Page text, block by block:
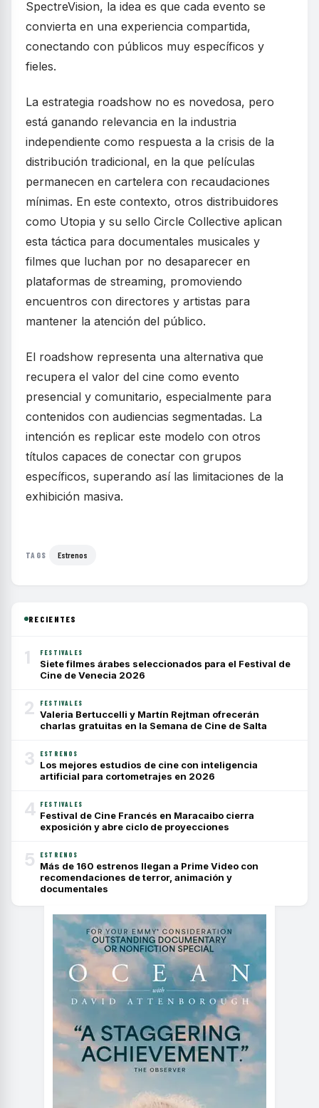
SpectreVision, la idea es que cada evento se
convierta en una experiencia compartida,
conectando con públicos muy específicos y
fieles.
La estrategia roadshow no es novedosa, pero
está ganando relevancia en la industria
independiente como respuesta a la crisis de la
distribución tradicional, en la que películas
permanecen en cartelera con recaudaciones
mínimas. En este contexto, otros distribuidores
como Utopia y su sello Circle Collective aplican
esta táctica para documentales musicales y
filmes que luchan por no desaparecer en
plataformas de streaming, promoviendo
encuentros con directores y artistas para
mantener la atención del público.
El roadshow representa una alternativa que
recupera el valor del cine como evento
presencial y comunitario, especialmente para
contenidos con audiencias segmentadas. La
intención es replicar este modelo con otros
títulos capaces de conectar con grupos
específicos, superando así las limitaciones de la
exhibición masiva.
TAGS Estrenos
RECIENTES
1 FESTIVALES
Siete filmes árabes seleccionados para el Festival de
Cine de Venecia 2026
2 FESTIVALES
Valeria Bertuccelli y Martín Rejtman ofrecerán
charlas gratuitas en la Semana de Cine de Salta
3 ESTRENOS
Los mejores estudios de cine con inteligencia
artificial para cortometrajes en 2026
4 FESTIVALES
Festival de Cine Francés en Maracaibo cierra
exposición y abre ciclo de proyecciones
5 ESTRENOS
Más de 160 estrenos llegan a Prime Video con
recomendaciones de terror, animación y
documentales